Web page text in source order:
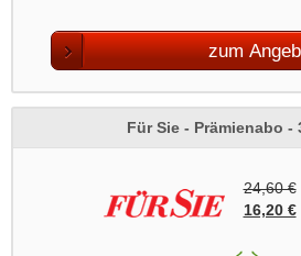
zum
Für Sie - Prämienabo -
24,60 €
16,20 €